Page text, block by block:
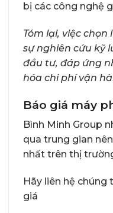
bị các công nghệ
Tóm lại, việc
sự nghiên cứu kỹ
đầu tư, đáp ứng
hóa chi phí vận
Báo giá máy
Bình Minh Group
qua trung gian
nhất trên thị
Hãy liên hệ
giá